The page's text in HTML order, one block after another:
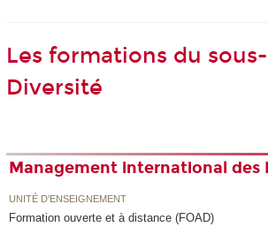
Les formations du
Diversité
Management international des
UNITÉ D’ENSEIGNEMENT
Formation ouverte et à distance (FOAD)